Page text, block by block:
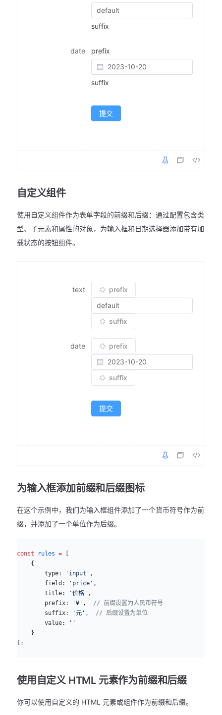
suffix
date prefix
suffix
提交
自定义组件
使用自定义组件作为表单字段的前缀和后缀：通过配置包含类
型、子元素和属性的对象，为输入框和日期选择器添加带有加
载状态的按钮组件。
text prefix
suffix
date prefix
suffix
提交
为输入框添加前缀和后缀图标
在这个示例中，我们为输入框组件添加了一个货币符号作为前
缀，并添加了一个单位作为后缀。
const rules = [
    {
        type:
'input' ,
        field:
'price' ,
        title:
'价格' ,
        prefix:
'¥' , // 前缀设置为人民币符号
        suffix:
'元' , // 后缀设置为单位
        value:
''
    }
];
使用自定义 HTML 元素作为前缀和后缀
你可以使用自定义的 HTML 元素或组件作为前缀和后缀。